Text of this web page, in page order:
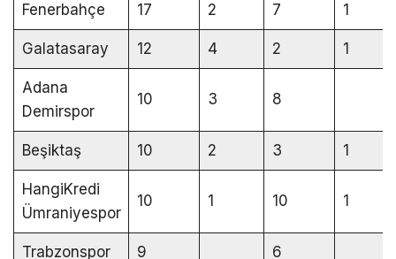
Fenerbahçe 17 2 7 1
Galatasaray 12 4 2 1
Adana
Demirspor
10 3 8
Beşiktaş 10 2 3 1
HangiKredi
Ümraniyespor
10 1 10 1
Trabzonspor 9 6